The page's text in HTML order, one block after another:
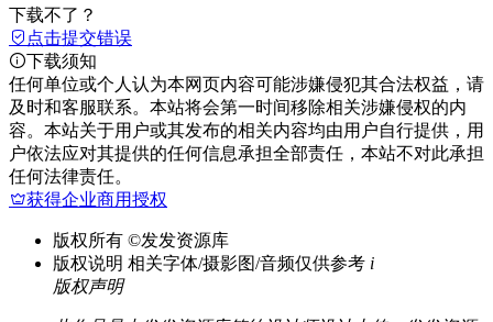
下载不了？
点击提交错误
下载须知
任何单位或个人认为本网页内容可能涉嫌侵犯其合法权益，请
及时和客服联系。本站将会第一时间移除相关涉嫌侵权的内
容。本站关于用户或其发布的相关内容均由用户自行提供，用
户依法应对其提供的任何信息承担全部责任，本站不对此承担
任何法律责任。
获得企业商用授权
版权所有 ©发发资源库
版权说明 相关字体/摄影图/音频仅供参考 i
版权声明